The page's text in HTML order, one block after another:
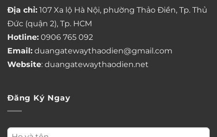
Địa chỉ: 107 Xa lộ Hà Nội, phường Thảo Điền, Tp. Thủ
Đức (quận 2), Tp. HCM
Hotline: 0906 765 092
Email: duangatewaythaodien@gmail.com
Website: duangatewaythaodien.net
Đăng Ký Ngay